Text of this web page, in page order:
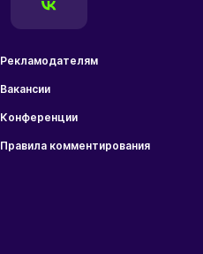
Рекламодателям
Вакансии
Конференции
Правила комментирования